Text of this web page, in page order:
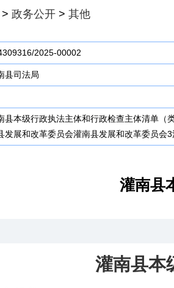
> 政务公开 > 其他
2025-00002
县司法局
县本级行政执法主体和行政检查主体清单（
发展和改革委员会灌南县发展和改革委员会
灌南县
灌南县本